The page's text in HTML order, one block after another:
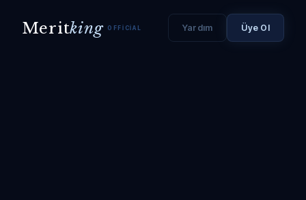
Meritking OFFICIAL Yardım Üye Ol